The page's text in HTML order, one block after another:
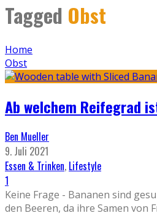
Tagged Obst
Home
Obst
Ab welchem Reifegrad
Ben Mueller
9. Juli 2021
Essen & Trinken, Lifestyle
1
Keine Frage - Bananen sind
den Beeren, da ihre Samen von